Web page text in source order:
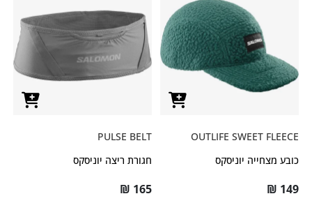
OUTLIFE SWEET FLEECE
כובע מצחייה יוניסקס
₪ 149
PULSE BELT
חגורת ריצה יוניסקס
₪ 165